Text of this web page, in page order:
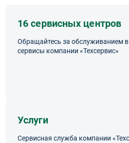
16 сервисных центров
Обращайтесь за обслуживанием
сервисы компании «Техсервис»
Услуги
Сервисная служба компании